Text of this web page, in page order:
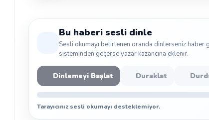
Bu haberi sesli dinle
Sesli okumayı belirlenen oranda dinlerseniz haber
sisteminden geçerse yazar kazancına eklenir.
Dinlemeyi Başlat Duraklat
Tarayıcınız sesli okumayı desteklemiyor.